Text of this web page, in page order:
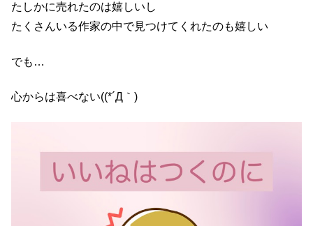
たしかに売れたのは嬉しいし
たくさんいる作家の中で見つけてくれたのも嬉しい
でも…
心からは喜べない((*´Д｀)